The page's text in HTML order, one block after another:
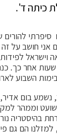
כיתה ד'.
סיפרתי
אם אני חושב
וישראל
אחר כך.
השבוע
נשמע בום
וממהר
בהיסטריה